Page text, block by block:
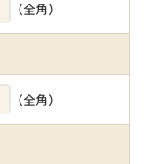
（全角）
（全角）